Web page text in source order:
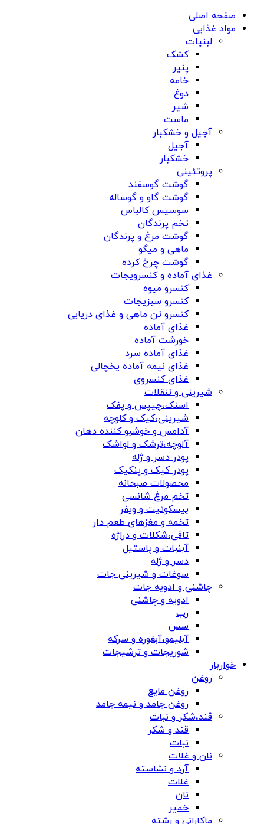
صفحه اصلی
مواد غذایی
لبنیات
کشک
پنیر
خامه
دوغ
شیر
ماست
آجیل و خشکبار
آجیل
خشکبار
پروتئینی
گوشت گوسفند
گوشت گاو و گوساله
سوسیس کالباس
تخم پرندگان
گوشت مرغ و پرندگان
ماهی و میگو
گوشت چرخ کرده
غذای آماده و کنسرویجات
کنسرو میوه
کنسرو سبزیجات
کنسرو تن ماهی و غذای دریایی
غذای آماده
خورشت آماده
غذای آماده سرد
غذای نیمه آماده یخچالی
غذای کنسروی
شیرینی و تنقلات
اسنک،چیپس و پفک
شیرینی،کیک و کلوچه
آدامس و خوشبو کننده دهان
آلوچه،ترشک و لواشک
پودر دسر و ژله
پودر کیک و پنکیک
محصولات صبحانه
تخم مرغ شانسی
بیسکوئیت و ویفر
تخمه و مغزهای طعم دار
تافی،شکلات و دراژه
آبنبات و پاستیل
دسر و ژله
سوغات و شیرینی جات
چاشنی و ادویه جات
ادویه و چاشنی
رب
سس
آبلیمو،آبغوره و سرکه
شوریجات و ترشیجات
خواربار
روغن
روغن مایع
روغن جامد و نیمه جامد
قند،شکر و نبات
قند و شکر
نبات
نان و غلات
آرد و نشاسته
غلات
نان
خمیر
ماکارانی و رشته